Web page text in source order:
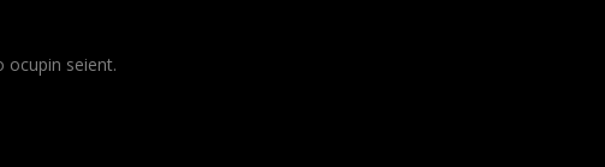
ocupin seient.